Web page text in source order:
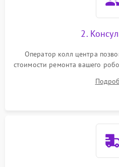
2.
Оператор колл центра
стоимости ремонта вашего